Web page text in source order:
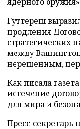
Гуттереш
продления
стратегических
между
нерешенным,
Как писала
истечение
для мира и
Пресс-секретарь